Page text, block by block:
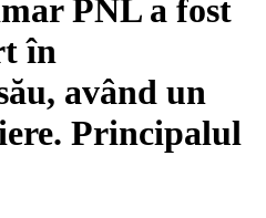
PNL a fost
în
având un
Principalul